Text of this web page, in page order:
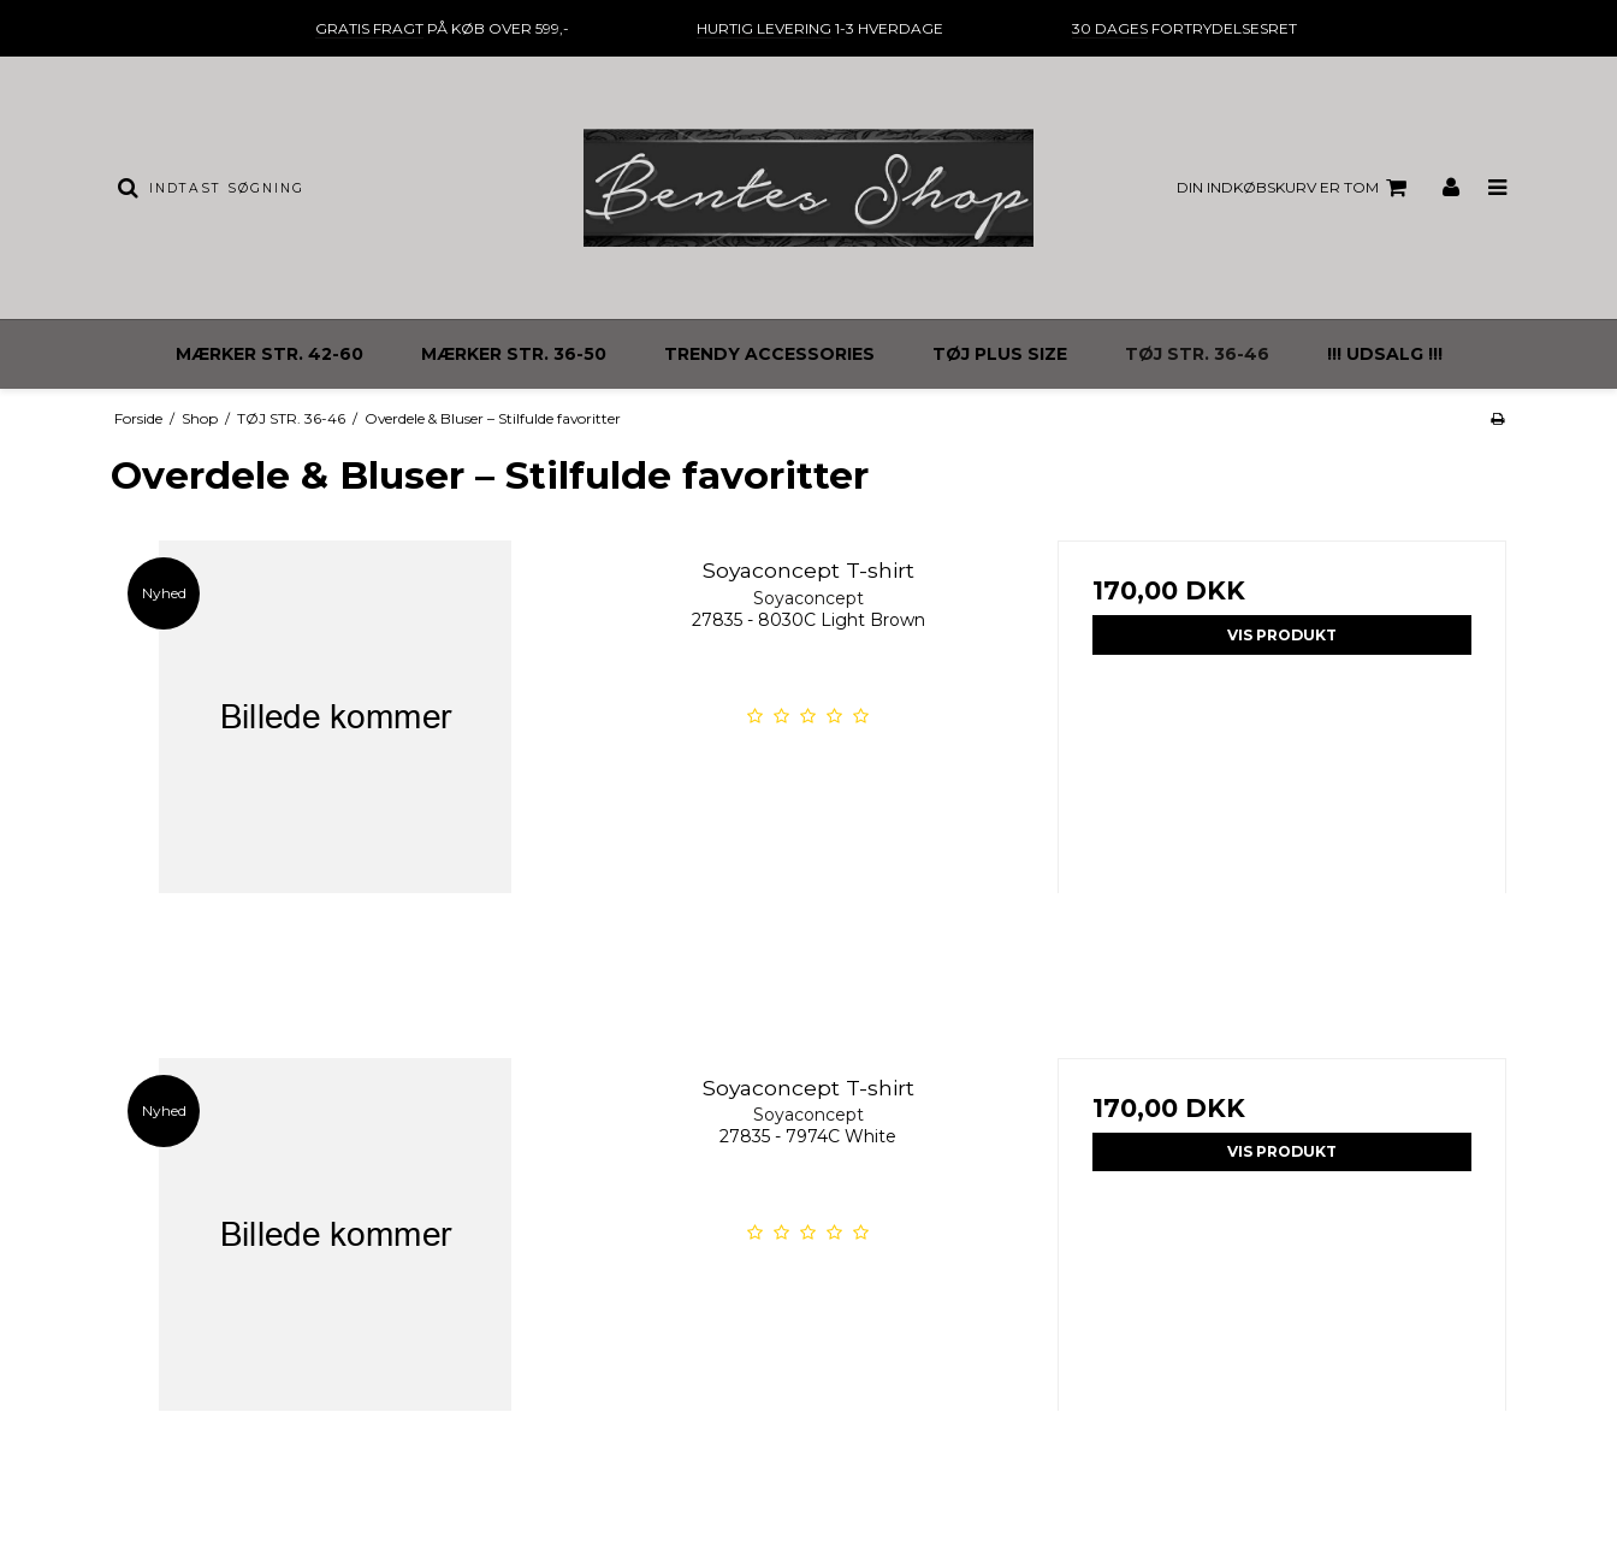
GRATIS FRAGTPÅ KØB OVER 599,- HURTIG LEVERING 1-3 HVERDAGE 30 DAGESFORTRYDELSESRET
DIN INDKØBSKURV ER TOM
MÆRKER STR. 42-60 MÆRKER STR. 36-50 TRENDY ACCESSORIES TØJ PLUS SIZE TØJ STR. 36-46 !!! UDSALG !!!
Forside / Shop / TØJ STR. 36-46 / Overdele & Bluser – Stilfulde favoritter
Overdele & Bluser – Stilfulde favoritter
Nyhed
Soyaconcept T-shirt
Soyaconcept
27835 - 8030C Light Brown
170,00 DKK
VIS PRODUKT
Nyhed
Soyaconcept T-shirt
Soyaconcept
27835 - 7974C White
170,00 DKK
VIS PRODUKT